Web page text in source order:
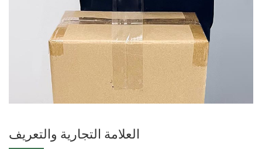
العلامة التجارية والتعريف